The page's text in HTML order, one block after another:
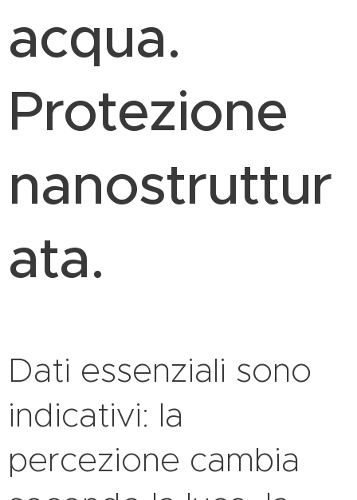
acqua.
Protezione
nanostruttur
ata.
Dati essenziali sono
indicativi: la
percezione cambia